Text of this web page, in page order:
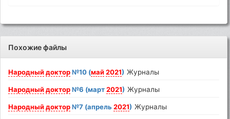
Похожие файлы
Народный доктор№10 (май 2021) Журналы
Народный доктор№6 (март2021) Журналы
Народный доктор№7 (апрель2021) Журналы